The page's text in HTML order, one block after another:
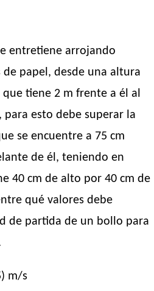
entretiene arrojando
papel, desde una altura
tiene 2 m frente a él al
esto debe superar la
se encuentre a 75 cm
de él, teniendo en
40 cm de alto por 40 cm de
qué valores debe
de partida de un bollo para
m/s